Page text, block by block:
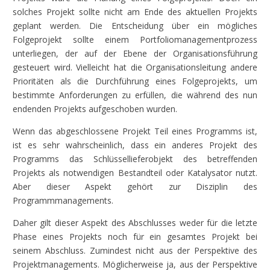
solches Projekt sollte nicht am Ende des aktuellen Projekts
geplant werden. Die Entscheidung über ein mögliches
Folgeprojekt sollte einem Portfoliomanagementprozess
unterliegen, der auf der Ebene der Organisationsführung
gesteuert wird. Vielleicht hat die Organisationsleitung andere
Prioritäten als die Durchführung eines Folgeprojekts, um
bestimmte Anforderungen zu erfüllen, die während des nun
endenden Projekts aufgeschoben wurden.
Wenn das abgeschlossene Projekt Teil eines Programms ist,
ist es sehr wahrscheinlich, dass ein anderes Projekt des
Programms das Schlüssellieferobjekt des betreffenden
Projekts als notwendigen Bestandteil oder Katalysator nutzt.
Aber dieser Aspekt gehört zur Disziplin des
Programmmanagements.
Daher gilt dieser Aspekt des Abschlusses weder für die letzte
Phase eines Projekts noch für ein gesamtes Projekt bei
seinem Abschluss. Zumindest nicht aus der Perspektive des
Projektmanagements. Möglicherweise ja, aus der Perspektive